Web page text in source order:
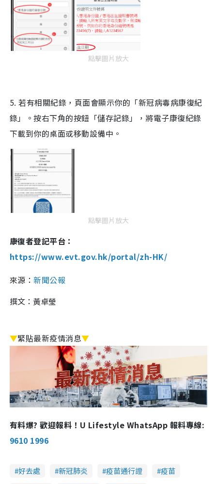
點擊圖片放大
5. 若有相關紀錄，頁面會顯示你的「新冠病毒病康復紀
錄」。按右下角的按鈕「儲存記錄」，將電子康復紀錄
下載到你的桌面或移動設備中。
點擊圖片放大
康復者登記平台：
https://www.evt.gov.hk/portal/zh-HK/
來源：新聞公報
撰文：黃卓瑩
▼緊貼最新疫情消息▼
有料爆? 歡迎報料！U Lifestyle WhatsApp 報料專線:
9610 1996
好去處 新冠肺炎 疫苗通行證
疫苗